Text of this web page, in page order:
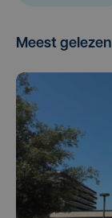
Meest gelezen